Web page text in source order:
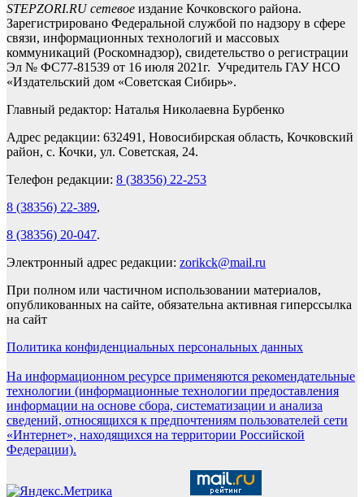
STEPZORI.RU сетевое издание Кочковского района.
Зарегистрировано Федеральной службой по надзору в сфере
связи, информационных технологий и массовых
коммуникаций (Роскомнадзор), свидетельство о регистрации
Эл № ФС77-81539 от 16 июля 2021г. Учредитель ГАУ НСО
«Издательский дом «Советская Сибирь».
Главный редактор: Наталья Николаевна Бурбенко
Адрес редакции: 632491, Новосибирская область, Кочковский
район, с. Кочки, ул. Советская, 24.
Телефон редакции: 8 (38356) 22-253
8 (38356) 22-389,
8 (38356) 20-047.
Электронный адрес редакции: zorikck@mail.ru
При полном или частичном использовании материалов,
опубликованных на сайте, обязательна активная гиперссылка
на сайт
Политика конфиденциальных персональных данных
На информационном ресурсе применяются рекомендательные
технологии (информационные технологии предоставления
информации на основе сбора, систематизации и анализа
сведений, относящихся к предпочтениям пользователей сети
«Интернет», находящихся на территории Российской
Федерации).